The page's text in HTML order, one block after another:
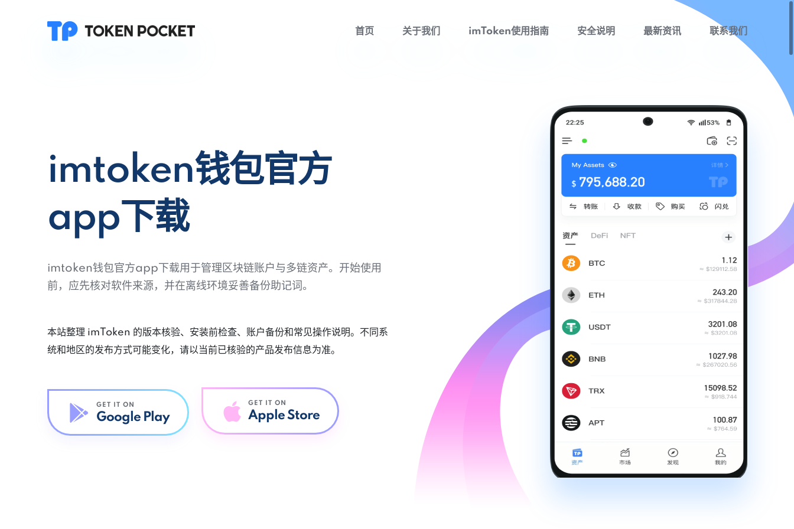
首页 关于我们 imToken使用指南 安全说明 最新资讯 联系我们
imtoken钱包官方
app下载
imtoken钱包官方app下载用于管理区块链账户与多链资产。开始使用
前，应先核对软件来源，并在离线环境妥善备份助记词。
本站整理 imToken 的版本核验、安装前检查、账户备份和常见操作说明。不同系
统和地区的发布方式可能变化，请以当前已核验的产品发布信息为准。
GET IT ON
Google Play
GET IT ON
Apple Store